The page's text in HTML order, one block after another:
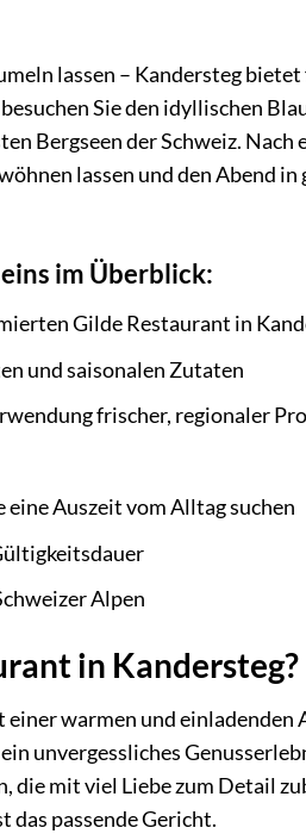
lassen – Kandersteg
Sie den idyllischen
Bergseen der Schweiz. Nach
lassen und den Abend
im Überblick:
Gilde Restaurant in
und saisonalen Zutaten
frischer, regionaler
eine Auszeit vom Alltag suchen
Alpen
in Kandersteg?
warmen und
unvergessliches
mit viel Liebe zum Detail
das passende Gericht.